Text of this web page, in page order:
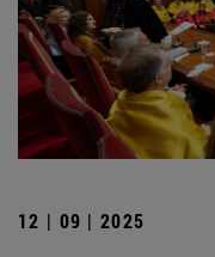
12 | 09 | 2025